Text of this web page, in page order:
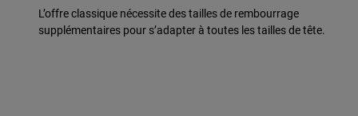
L’offre classique nécessite des tailles de rembourrage
supplémentaires pour s’adapter à toutes les tailles de tête.